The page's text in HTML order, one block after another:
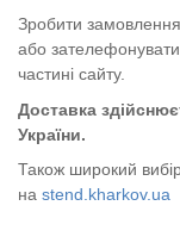
Зробити
або
частині сайту.
Доставка
України.
Також широкий
на stend.kharkov.ua